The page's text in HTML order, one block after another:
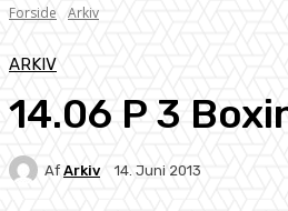
Forside Arkiv
ARKIV
14.06 P 3
Af Arkiv 14. Juni 2013